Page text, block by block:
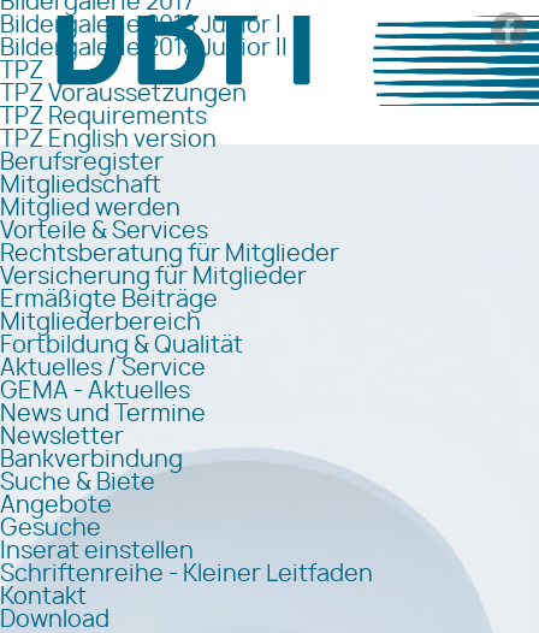
Bildergalerie 2018 Junior I
Bildergalerie 2018 Junior II
TPZ
TPZ Voraussetzungen
TPZ Requirements
TPZ English version
Berufsregister
Mitgliedschaft
Mitglied werden
Vorteile & Services
Rechtsberatung für Mitglieder
Versicherung für Mitglieder
Ermäßigte Beiträge
Mitgliederbereich
Fortbildung & Qualität
Aktuelles / Service
GEMA - Aktuelles
News und Termine
Newsletter
Bankverbindung
Suche & Biete
Angebote
Gesuche
Inserat einstellen
Schriftenreihe - Kleiner Leitfaden
Kontakt
Download